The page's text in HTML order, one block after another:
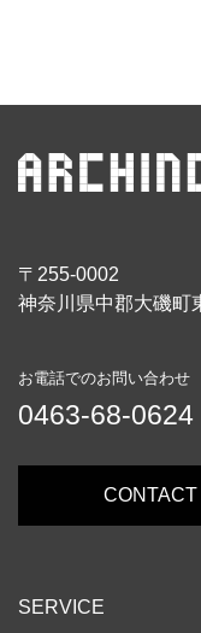
〒255-0002
神奈川県中郡大磯町
SERVICE
お電話でのお問い合わせ
0463-68-0624
CONTACT